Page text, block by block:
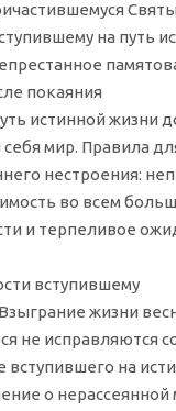
на путь
покаяния
истинной жизни
себя мир. Правила
нестроения:
во всем
и терпеливое
вступившему
жизни
не исправляются
вступившего на
о нерассеянной